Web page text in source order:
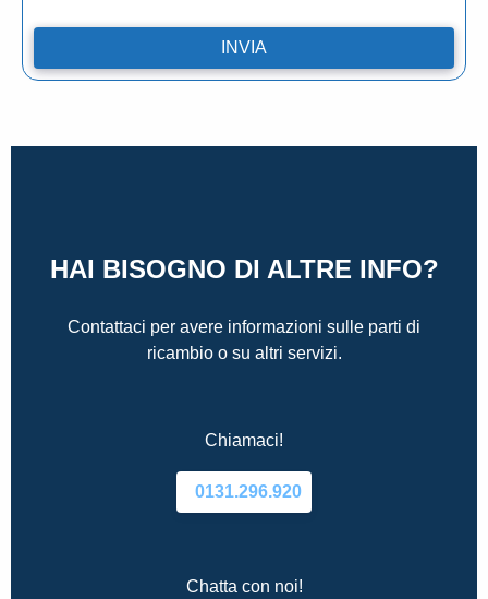
HAI BISOGNO DI ALTRE INFO?
Contattaci per avere informazioni sulle parti di
ricambio o su altri servizi.
Chiamaci!
0131.296.920
Chatta con noi!